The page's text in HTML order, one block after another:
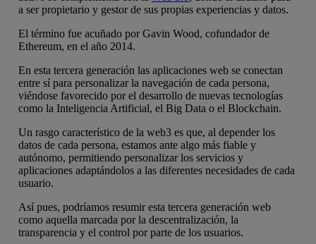
a ser propietario y gestor de sus propias experiencias y datos.
El término fue acuñado por Gavin Wood, cofundador de
Ethereum, en el año 2014.
En esta tercera generación las aplicaciones web se conectan
entre sí para personalizar la navegación de cada persona,
viéndose favorecido por el desarrollo de nuevas tecnologías
como la Inteligencia Artificial, el Big Data o el Blockchain.
Un rasgo característico de la web3 es que, al depender los
datos de cada persona, estamos ante algo más fiable y
autónomo, permitiendo personalizar los servicios y
aplicaciones adaptándolos a las diferentes necesidades de cada
usuario.
Así pues, podríamos resumir esta tercera generación web
como aquella marcada por la descentralización, la
transparencia y el control por parte de los usuarios.